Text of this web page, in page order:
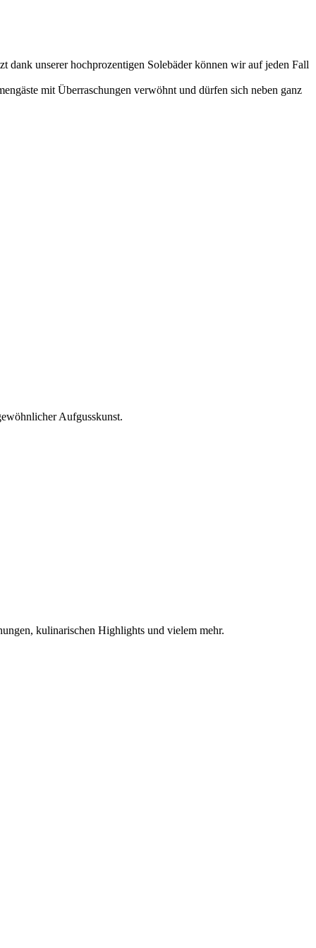
unserer hochprozentigen Solebäder können wir auf jeden Fall
mit Überraschungen verwöhnt und dürfen sich neben ganz
Aufgusskunst.
kulinarischen Highlights und vielem mehr.